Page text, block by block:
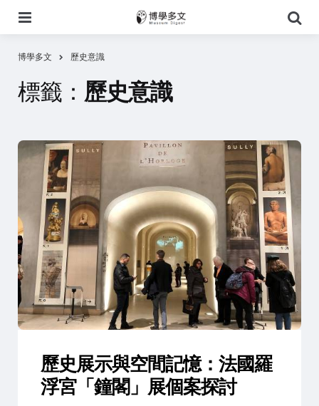
尋
博學多文 歷史意識
標籤： 歷史意識
歷史展示與空間記憶：法國羅
浮宮「鐘閣」展個案探討